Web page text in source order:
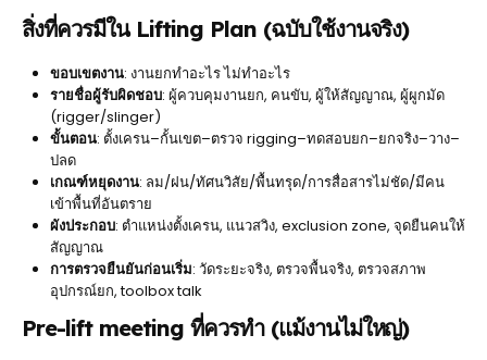
สิ่งที่ควรมีใน Lifting Plan (ฉบับใช้งานจริง)
ขอบเขตงาน: งานยกทำอะไร ไม่ทำอะไร
รายชื่อผู้รับผิดชอบ: ผู้ควบคุมงานยก, คนขับ, ผู้ให้สัญญาณ, ผู้ผูกมัด
(rigger/slinger)
ขั้นตอน: ตั้งเครน–กั้นเขต–ตรวจ rigging–ทดสอบยก–ยกจริง–วาง–
ปลด
เกณฑ์หยุดงาน: ลม/ฝน/ทัศนวิสัย/พื้นทรุด/การสื่อสารไม่ชัด/มีคน
เข้าพื้นที่อันตราย
ผังประกอบ: ตำแหน่งตั้งเครน, แนวสวิง, exclusion zone, จุดยืนคนให้
สัญญาณ
การตรวจยืนยันก่อนเริ่ม: วัดระยะจริง, ตรวจพื้นจริง, ตรวจสภาพ
อุปกรณ์ยก, toolbox talk
Pre-lift meeting ที่ควรทำ (แม้งานไม่ใหญ่)